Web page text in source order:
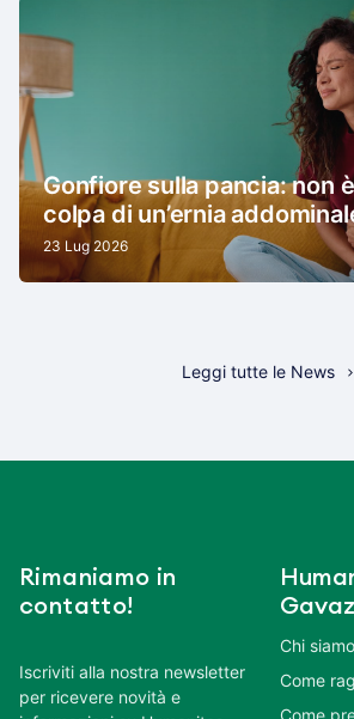
Gonfiore sulla pancia: non
colpa di un’ernia
23 Lug 2026
Leggi tutte le News
Rimaniamo in
contatto!
Iscriviti alla nostra newsletter
per ricevere novità e
Chi siamo
Come